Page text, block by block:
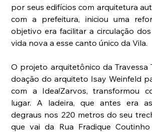
por seus edifícios com arquitetura
com a prefeitura, iniciou uma
objetivo era facilitar a circulação
vida nova a esse canto único da Vila.
O projeto arquitetônico da Travessa
doação do arquiteto Isay Weinfeld
com a Idea!Zarvos, transformou
lugar. A ladeira, que antes era
degraus nos 220 metros do seu
que vai da Rua Fradique